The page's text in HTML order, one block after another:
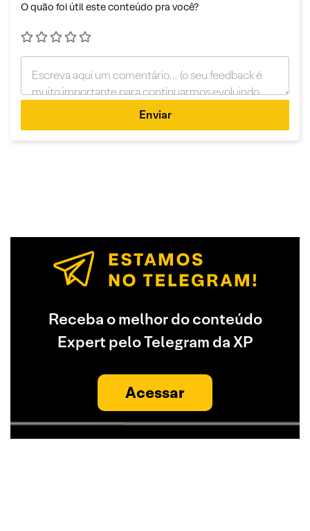
O quão foi útil este conteúdo pra você?
Enviar
Receba o melhor do conteúdo
Expert pelo Telegram da XP
Acessar